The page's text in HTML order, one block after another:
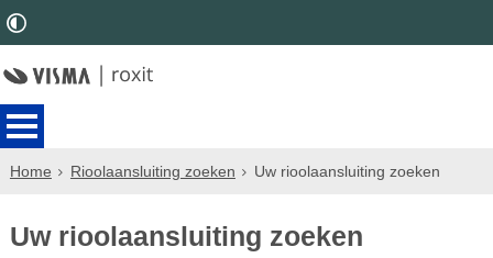
Home Rioolaansluiting zoeken Uw rioolaansluiting zoeken
Uw rioolaansluiting zoeken